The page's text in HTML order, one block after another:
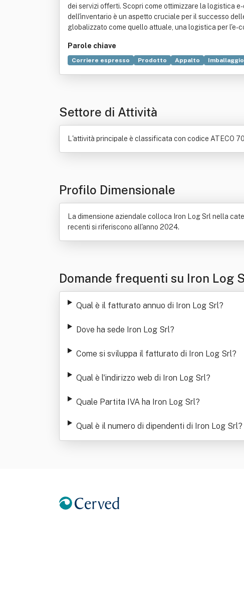
dei servizi offerti. Scopri come ottimizzare la logistica
dell'inventario è un aspetto cruciale per il successo
globalizzato come quello attuale, una logistica per
Parole chiave
Corriere espresso Prodotto Appalto Imballaggio
Settore di Attività
L'attività principale è classificata con codice ATECO
Profilo Dimensionale
La dimensione aziendale colloca Iron Log Srl nella
recenti si riferiscono all'anno 2024.
Domande frequenti su Iron Log
Qual è il fatturato annuo di Iron Log Srl?
Dove ha sede Iron Log Srl?
Come si sviluppa il fatturato di Iron Log Srl?
Qual è l'indirizzo web di Iron Log Srl?
Quale Partita IVA ha Iron Log Srl?
Qual è il numero di dipendenti di Iron Log Srl?